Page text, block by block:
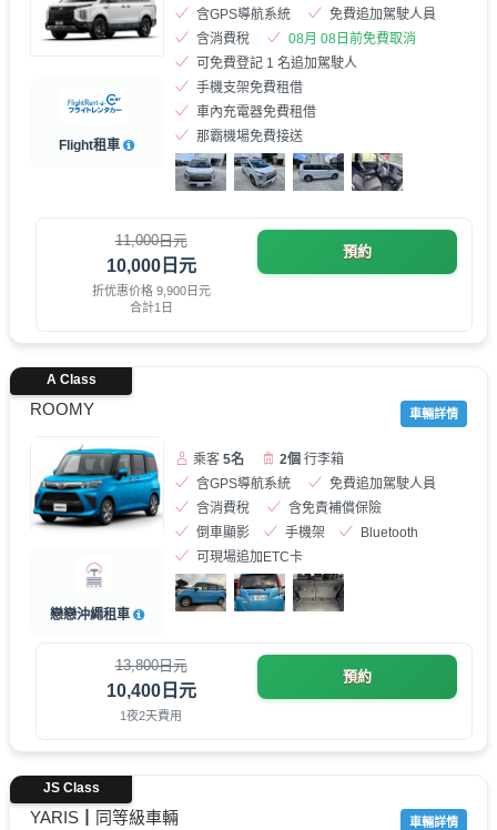
Flight租車
含GPS導航系統
免費追加駕駛人員
含消費稅
08月 08日前免費取消
可免費登記 1 名追加駕駛人
手機支架免費租借
車內充電器免費租借
那霸機場免費接送
11,000日元
10,000日元
折优惠价格 9,900日元
合計1日
預約
ROOMY 車輛詳情
A Class
戀戀沖繩租車
乘客5名 2個 行李箱
含GPS導航系統
免費追加駕駛人員
含消費稅
含免責補償保險
倒車顯影
手機架
Bluetooth
可現場追加ETC卡
13,800日元
10,400日元
1夜2天費用
預約
YARIS┃同等級車輛 車輛詳情
JS Class